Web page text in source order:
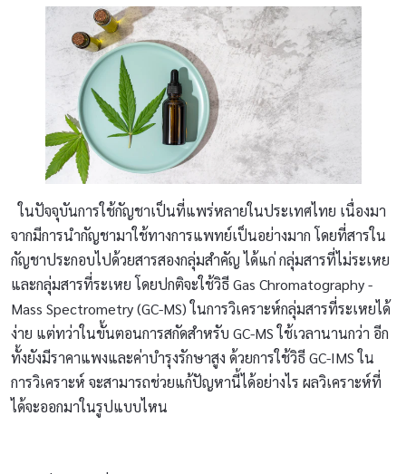
ในปัจจุบันการใช้กัญชาเป็นที่แพร่หลายในประเทศไทย เนื่องมา
จากมีการนำกัญชามาใช้ทางการแพทย์เป็นอย่างมาก โดยที่สารใน
กัญชาประกอบไปด้วยสารสองกลุ่มสำคัญ ได้แก่ กลุ่มสารที่ไม่ระเหย
และกลุ่มสารที่ระเหย โดยปกติจะใช้วิธี Gas Chromatography -
Mass Spectrometry (GC-MS) ในการวิเคราะห์กลุ่มสารที่ระเหยได้
ง่าย แต่ทว่าในขั้นตอนการสกัดสำหรับ GC-MS ใช้เวลานานกว่า อีก
ทั้งยังมีราคาแพงและค่าบำรุงรักษาสูง ด้วยการใช้วิธี GC-IMS ใน
การวิเคราะห์ จะสามารถช่วยแก้ปัญหานี้ได้อย่างไร ผลวิเคราะห์ที่
ได้จะออกมาในรูปแบบไหน